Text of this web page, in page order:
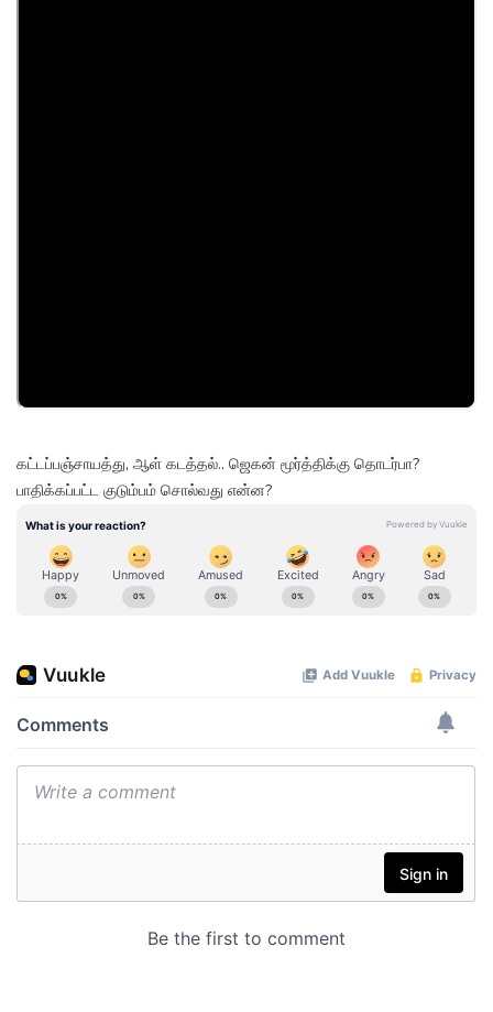
கட்டப்பஞ்சாயத்து, ஆள் கடத்தல்.. ஜெகன் மூர்த்திக்கு தொடர்பா?
பாதிக்கப்பட்ட குடும்பம் சொல்வது என்ன?